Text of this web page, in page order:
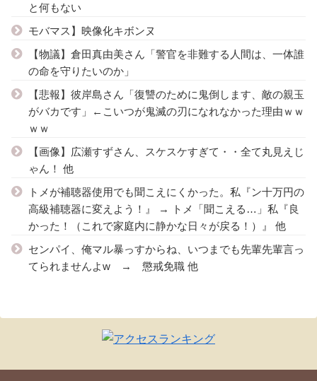
と何もない
モバマス】映像化キボンヌ
【物議】倉田真由美さん「警官を非難する人間は、一体誰
の命を守りたいのか」
【悲報】彼岸島さん「復讐のために鬼倒します、敵の親玉
がバカです」←こいつが鬼滅の刃になれなかった理由ｗｗ
ｗｗ
【画像】広瀬すずさん、スケスケすぎて・・全て丸見えじ
ゃん！ 他
トメが補聴器使用でも聞こえにくかった。私『ン十万円の
高級補聴器に変えよう！』 → トメ「聞こえる…」私『良
かった！（これで家庭内に静かな日々が戻る！）』 他
センパイ、俺マル暴っすからね、いつまでも先輩先輩言っ
てられませんよw → 懲戒免職 他